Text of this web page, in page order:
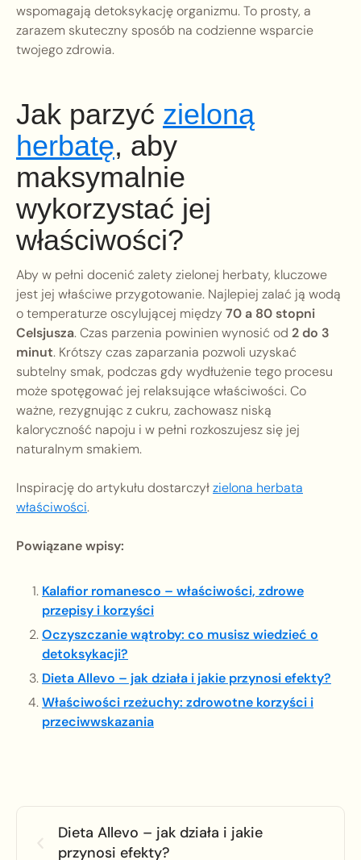
wspomagają detoksykację organizmu. To prosty, a
zarazem skuteczny sposób na codzienne wsparcie
twojego zdrowia.
Jak parzyć zieloną
herbatę, aby
maksymalnie
wykorzystać jej
właściwości?
Aby w pełni docenić zalety zielonej herbaty, kluczowe
jest jej właściwe przygotowanie. Najlepiej zalać ją wodą
o temperaturze oscylującej między 70 a 80 stopni
Celsjusza. Czas parzenia powinien wynosić od 2 do 3
minut. Krótszy czas zaparzania pozwoli uzyskać
subtelny smak, podczas gdy wydłużenie tego procesu
może spotęgować jej relaksujące właściwości. Co
ważne, rezygnując z cukru, zachowasz niską
kaloryczność napoju i w pełni rozkoszujesz się jej
naturalnym smakiem.
Inspirację do artykułu dostarczyłzielona herbata
właściwości.
Powiązane wpisy:
Kalafior romanesco – właściwości, zdrowe
przepisy i korzyści
Oczyszczanie wątroby: co musisz wiedzieć o
detoksykacji?
Dieta Allevo – jak działa i jakie przynosi efekty?
Właściwości rzeżuchy: zdrowotne korzyści i
przeciwwskazania
Dieta Allevo – jak działa i jakie
przynosi efekty?